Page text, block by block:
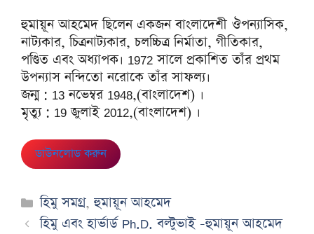
হুমায়ূন আহমেদ ছিলেন একজন বাংলাদেশী ঔপন্যাসিক,
নাট্যকার, চিত্রনাট্যকার, চলচ্চিত্র নির্মাতা, গীতিকার,
পণ্ডিত এবং অধ্যাপক। 1972 সালে প্রকাশিত তাঁর প্রথম
উপন্যাস নন্দিতো নরোকে তাঁর সাফল্য।
জন্ম : 13 নভেম্বর 1948,(বাংলাদেশ) ।
মৃত্যু : 19 জুলাই 2012,(বাংলাদেশ) ।
ডাউনলোড করুন
Categories
হিমু সমগ্র,হুমায়ূন আহমেদ
হিমু এবং হার্ভার্ড Ph.D. বল্টুভাই -হুমায়ূন আহমেদ